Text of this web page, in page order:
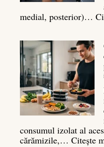
medial, posterior)…
consumul izolat al
cărămizile,… Citește